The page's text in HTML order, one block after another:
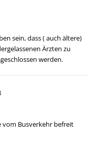
sein, dass ( auch ältere)
Ärzten zu
werden.
vom Busverkehr befreit